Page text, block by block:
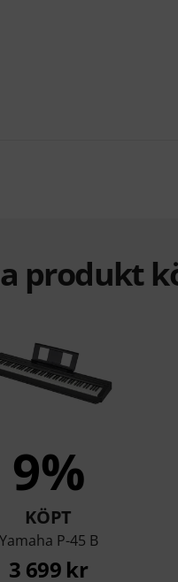
produkt
9%
KÖPT
Yamaha P-45 B
3 699 kr